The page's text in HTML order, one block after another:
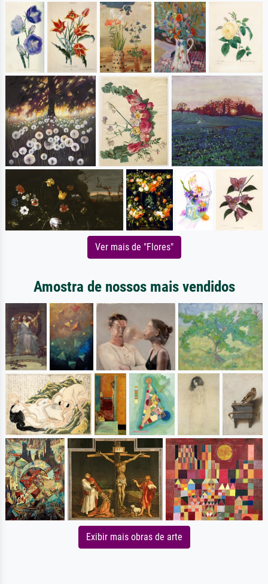
Ver mais de "Flores"
Amostra de nossos mais vendidos
Exibir mais obras de arte